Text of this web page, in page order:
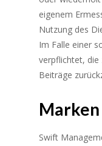
eigenem
Nutzung des
Im Falle einer
verpflichtet, die
Beiträge
Marken
Swift